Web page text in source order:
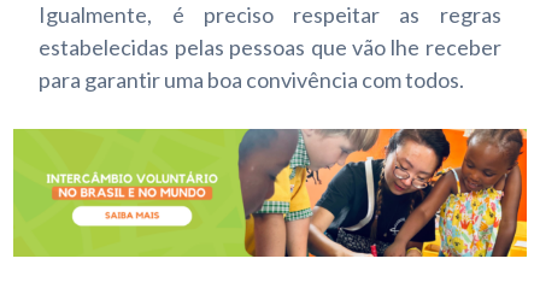
Igualmente, é preciso respeitar as regras
estabelecidas pelas pessoas que vão lhe receber
para garantir uma boa convivência com todos.